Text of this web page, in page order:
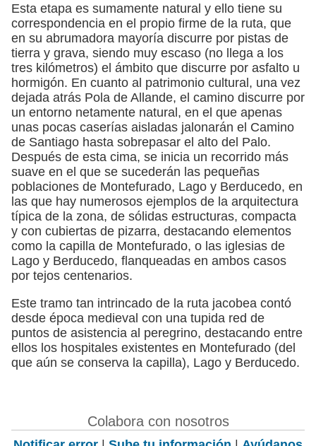
Esta etapa es sumamente natural y ello tiene su
correspondencia en el propio firme de la ruta, que
en su abrumadora mayoría discurre por pistas de
tierra y grava, siendo muy escaso (no llega a los
tres kilómetros) el ámbito que discurre por asfalto u
hormigón. En cuanto al patrimonio cultural, una vez
dejada atrás Pola de Allande, el camino discurre por
un entorno netamente natural, en el que apenas
unas pocas caserías aisladas jalonarán el Camino
de Santiago hasta sobrepasar el alto del Palo.
Después de esta cima, se inicia un recorrido más
suave en el que se sucederán las pequeñas
poblaciones de Montefurado, Lago y Berducedo, en
las que hay numerosos ejemplos de la arquitectura
típica de la zona, de sólidas estructuras, compacta
y con cubiertas de pizarra, destacando elementos
como la capilla de Montefurado, o las iglesias de
Lago y Berducedo, flanqueadas en ambos casos
por tejos centenarios.
Este tramo tan intrincado de la ruta jacobea contó
desde época medieval con una tupida red de
puntos de asistencia al peregrino, destacando entre
ellos los hospitales existentes en Montefurado (del
que aún se conserva la capilla), Lago y Berducedo.
Colabora con nosotros